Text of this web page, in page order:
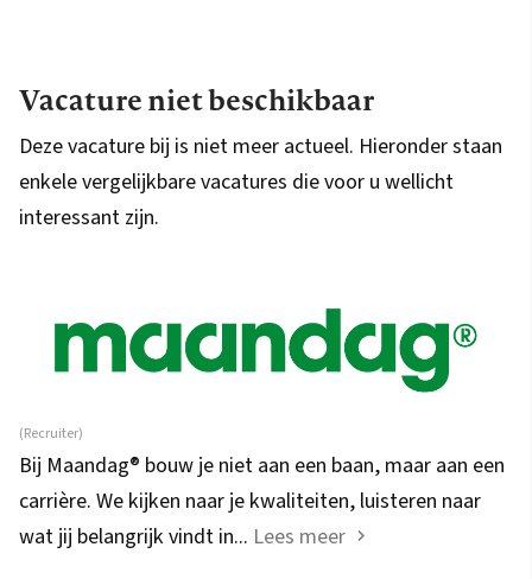
Vacature niet beschikbaar
Deze vacature bij is niet meer actueel. Hieronder staan
enkele vergelijkbare vacatures die voor u wellicht
interessant zijn.
(Recruiter)
Bij Maandag® bouw je niet aan een baan, maar aan een
carrière. We kijken naar je kwaliteiten, luisteren naar
wat jij belangrijk vindt in... Lees meer